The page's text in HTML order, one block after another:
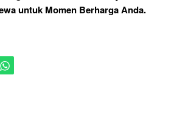
untuk Momen Berharga Anda.